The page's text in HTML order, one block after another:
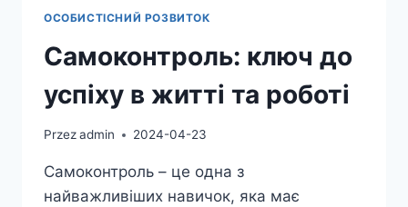
ОСОБИСТІСНИЙ РОЗВИТОК
Самоконтроль: ключ до
успіху в житті та роботі
Przezadmin 2024-04-23
Самоконтроль – це одна з
найважливіших навичок, яка має